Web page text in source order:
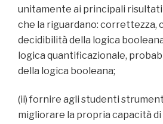
unitamente ai principali
che la riguardano: correttezza,
decidibilità della logica
logica quantificazionale,
della logica booleana;
(ii) fornire agli studenti
migliorare la propria capacità